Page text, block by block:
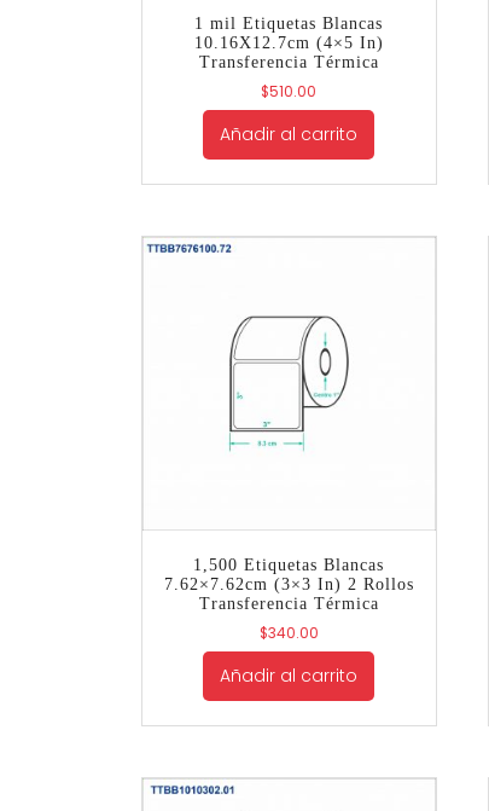
1 mil Etiquetas Blancas
10.16X12.7cm (4×5 In)
Transferencia Térmica
$510.00
Añadir al carrito
1,500 Etiquetas Blancas
7.62×7.62cm (3×3 In) 2 Rollos
Transferencia Térmica
$340.00
Añadir al carrito